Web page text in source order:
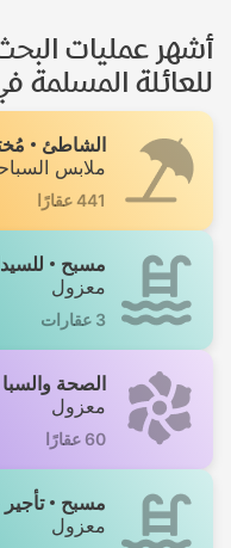
أشهر عمليات
للعائلة المسلمة
الشاطئ
ملابس
441 عقارًا
مسبح
معزول
3 عقارات
الصحة والسبا
معزول
60 عقارًا
مسبح
معزول